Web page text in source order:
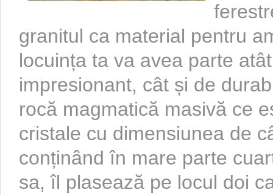
granitul ca material pentru
locuința ta va avea parte
impresionant, cât și de
rocă magmatică masivă ce
cristale cu dimensiunea de
conținând în mare parte
sa, îl plasează pe locul doi